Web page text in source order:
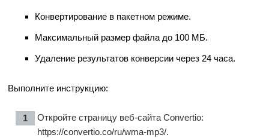
Конвертирование в пакетном режиме.
Максимальный размер файла до 100 МБ.
Удаление результатов конверсии через 24 часа.
Выполните инструкцию:
Откройте страницу веб-сайта Convertio:
https://convertio.co/ru/wma-mp3/.